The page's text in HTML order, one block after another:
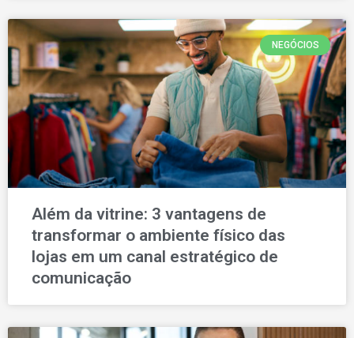
NEGÓCIOS
Além da vitrine: 3 vantagens de
transformar o ambiente físico das
lojas em um canal estratégico de
comunicação